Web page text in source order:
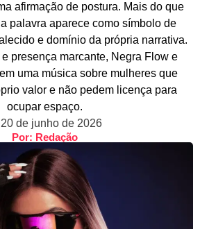
afirmação de postura. Mais do que
palavra aparece como símbolo de
e domínio da própria narrativa.
presença marcante, Negra Flow e
uma música sobre mulheres que
valor e não pedem licença para
ocupar espaço.
20 de junho de 2026
Por: Redação